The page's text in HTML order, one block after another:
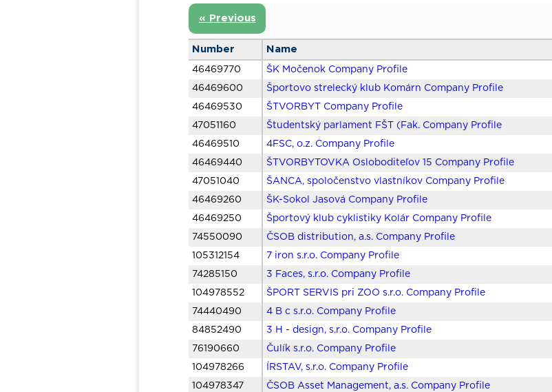
« Previous
Number Name
46469770
ŠK Močenok Company Profile
46469600
Športovo strelecký klub Komárn Company Profile
46469530
ŠTVORBYT Company Profile
47051160
Študentský parlament FŠT (Fak. Company Profile
46469510
4FSC, o.z. Company Profile
46469440
ŠTVORBYTOVKA Osloboditeľov 15 Company Profile
47051040
ŠANCA, spoločenstvo vlastníkov Company Profile
46469260
ŠK-Sokol Jasová Company Profile
46469250
Športový klub cyklistiky Kolár Company Profile
74550090
ČSOB distribution, a.s. Company Profile
105312154
7 iron s.r.o. Company Profile
74285150
3 Faces, s.r.o. Company Profile
104978552
ŠPORT SERVIS pri ZOO s.r.o. Company Profile
74440490
4 B c s.r.o. Company Profile
84852490
3 H - design, s.r.o. Company Profile
76190660
Čulík s.r.o. Company Profile
104978266
ÍRSTAV, s.r.o. Company Profile
104978347
ČSOB Asset Management, a.s. Company Profile